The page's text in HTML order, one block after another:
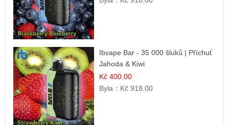
Ibvape Bar - 35 000 šluků | Příchuť
Jahoda & Kiwi
Kč 400.00
Byla： Kč 918.00